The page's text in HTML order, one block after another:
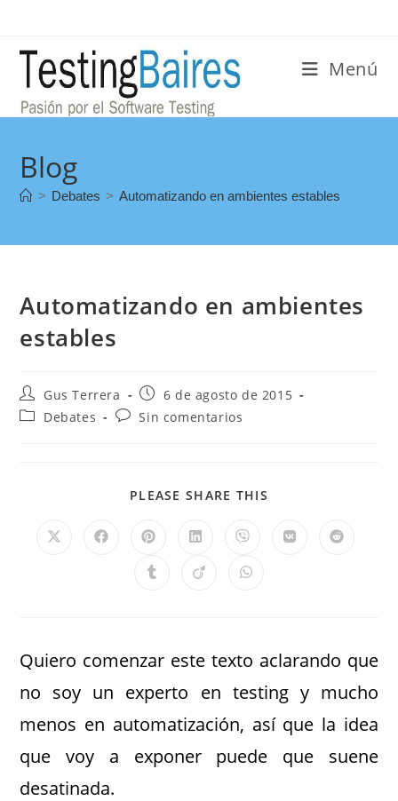
Menú
Blog
> Debates > Automatizando en ambientes estables
Automatizando en ambientes
estables
Gus Terrera
6 de agosto de 2015
Debates
Sin comentarios
PLEASE SHARE THIS
Quiero comenzar este texto aclarando que
no soy un experto en testing y mucho
menos en automatización, así que la idea
que voy a exponer puede que suene
desatinada.